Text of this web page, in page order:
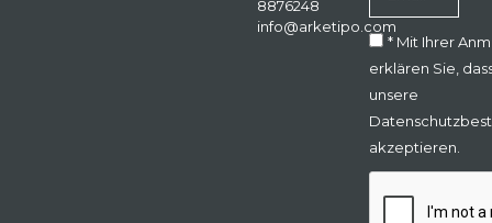
8876248
info@arketipo.com
* Mit Ihrer
erklären Sie,
unsere
akzeptieren.